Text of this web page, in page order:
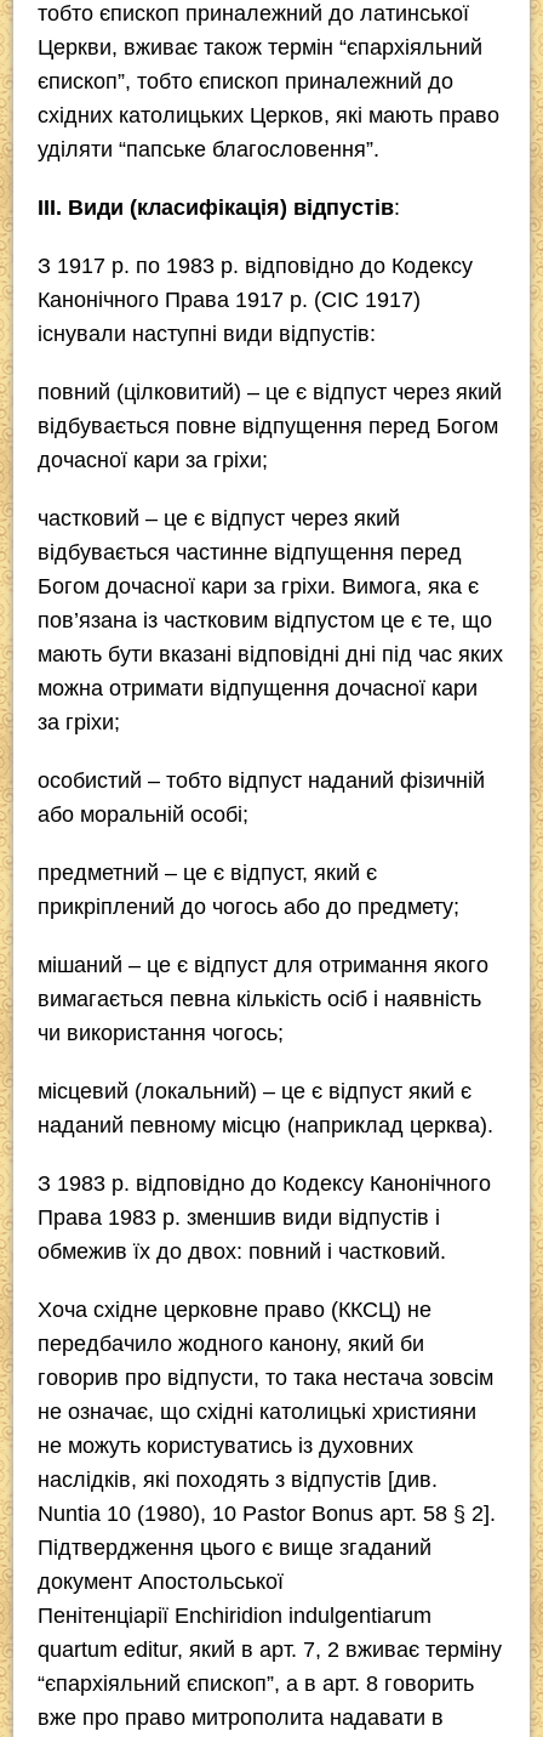
тобто єпископ приналежний до латинської
Церкви, вживає також термін “єпархіяльний
єпископ”, тобто єпископ приналежний до
східних католицьких Церков, які мають право
уділяти “папське благословення”.
IІІ. Види (класифікація) відпустів:
З 1917 р. по 1983 р. відповідно до Кодексу
Канонічного Права 1917 р. (CIC 1917)
існували наступні види відпустів:
повний (цілковитий) – це є відпуст через який
відбувається повне відпущення перед Богом
дочасної кари за гріхи;
частковий – це є відпуст через який
відбувається частинне відпущення перед
Богом дочасної кари за гріхи. Вимога, яка є
пов’язана із частковим відпустом це є те, що
мають бути вказані відповідні дні під час яких
можна отримати відпущення дочасної кари
за гріхи;
особистий – тобто відпуст наданий фізичній
або моральній особі;
предметний – це є відпуст, який є
прикріплений до чогось або до предмету;
мішаний – це є відпуст для отримання якого
вимагається певна кількість осіб і наявність
чи використання чогось;
місцевий (локальний) – це є відпуст який є
наданий певному місцю (наприклад церква).
З 1983 р. відповідно до Кодексу Канонічного
Права 1983 р. зменшив види відпустів і
обмежив їх до двох: повний і частковий.
Хоча східне церковне право (ККСЦ) не
передбачило жодного канону, який би
говорив про відпусти, то така нестача зовсім
не означає, що східні католицькі християни
не можуть користуватись із духовних
наслідків, які походять з відпустів [див.
Nuntia 10 (1980), 10 Pastor Bonus арт. 58 § 2].
Підтвердження цього є вище згаданий
документ Апостольської
Пенітенціарії Enchiridion indulgentiarum
quartum editur, який в арт. 7, 2 вживає терміну
“єпархіяльний єпископ”, а в арт. 8 говорить
вже про право митрополита надавати в